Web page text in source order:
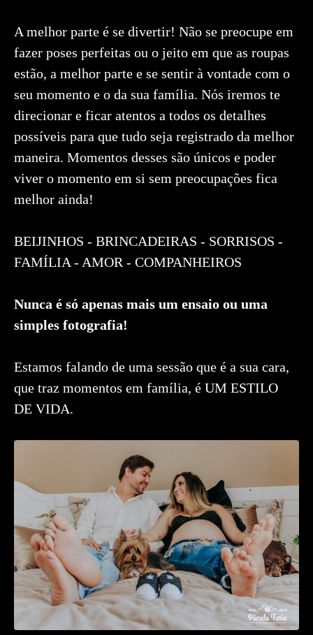
A melhor parte é se divertir! Não se preocupe em
fazer poses perfeitas ou o jeito em que as roupas
estão, a melhor parte e se sentir à vontade com o
seu momento e o da sua família. Nós iremos te
direcionar e ficar atentos a todos os detalhes
possíveis para que tudo seja registrado da melhor
maneira. Momentos desses são únicos e poder
viver o momento em si sem preocupações fica
melhor ainda!
BEIJINHOS - BRINCADEIRAS - SORRISOS -
FAMÍLIA - AMOR - COMPANHEIROS
Nunca é só apenas mais um ensaio ou uma
simples fotografia!
Estamos falando de uma sessão que é a sua cara,
que traz momentos em família, é UM ESTILO
DE VIDA.